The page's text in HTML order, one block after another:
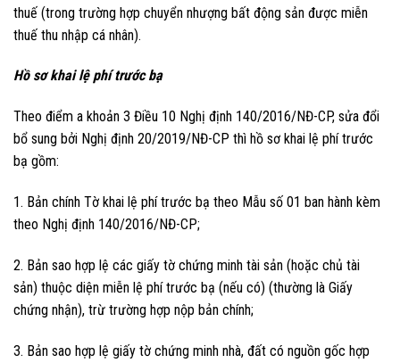
thuế (trong trường hợp chuyển nhượng bất động sản được miễn
thuế thu nhập cá nhân).
Hồ sơ khai lệ phí trước bạ
Theo điểm a khoản 3 Điều 10 Nghị định 140/2016/NĐ-CP, sửa đổi
bổ sung bởi Nghị định 20/2019/NĐ-CP thì hồ sơ khai lệ phí trước
bạ gồm:
1. Bản chính Tờ khai lệ phí trước bạ theo Mẫu số 01 ban hành kèm
theo Nghị định 140/2016/NĐ-CP;
2. Bản sao hợp lệ các giấy tờ chứng minh tài sản (hoặc chủ tài
sản) thuộc diện miễn lệ phí trước bạ (nếu có) (thường là Giấy
chứng nhận), trừ trường hợp nộp bản chính;
3. Bản sao hợp lệ giấy tờ chứng minh nhà, đất có nguồn gốc hợp